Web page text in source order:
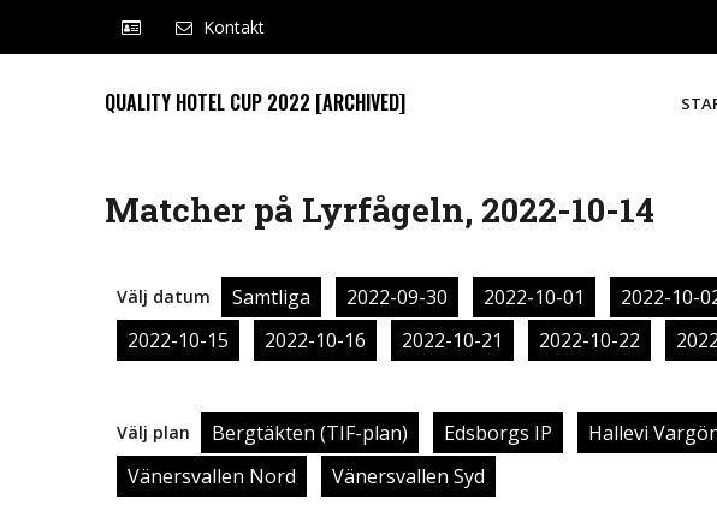
Kontakt
QUALITY HOTEL CUP 2022 [ARCHIVED]
Matcher på Lyrfågeln, 2022-10-14
Välj datum Samtliga 2022-09-30 2022-10-01 2022-10-
2022-10-15
2022-10-16 2022-10-21 2022-10-22
Välj plan Bergtäkten (TIF-plan) Edsborgs IP Hallevi
Vänersvallen Nord
Vänersvallen Syd